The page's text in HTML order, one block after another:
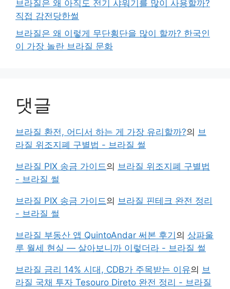
브라질은 왜 아직도 전기 샤워기를 많이 사용할까?
직접 감전당한썰
브라질은 왜 이렇게 무단횡단을 많이 할까? 한국인
이 가장 놀란 브라질 문화
댓글
브라질 환전, 어디서 하는 게 가장 유리할까?의 브
라질 위조지폐 구별법 - 브라질 썰
브라질 PIX 송금 가이드의 브라질 위조지폐 구별법
- 브라질 썰
브라질 PIX 송금 가이드의 브라질 핀테크 완전 정리
- 브라질 썰
브라질 부동산 앱 QuintoAndar 써본 후기의 상파울
루 월세 현실 — 살아보니까 이렇더라 - 브라질 썰
브라질 금리 14% 시대, CDB가 주목받는 이유의 브
라질 국채 투자 Tesouro Direto 완전 정리 - 브라질